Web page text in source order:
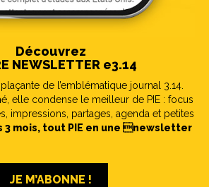
Découvrez
NEWSLETTER e3.14
de l’emblématique journal 3.14.
elle condense le meilleur de PIE : focus
impressions, partages, agenda et petites
3 mois, tout PIE en une newsletter
JE M’ABONNE !